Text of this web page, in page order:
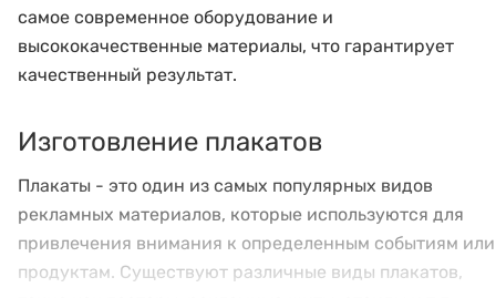
самое современное оборудование и
высококачественные материалы, что гарантирует
качественный результат.
Изготовление плакатов
Плакаты - это один из самых популярных видов
рекламных материалов, которые используются для
привлечения внимания к определенным событиям или
продуктам. Существуют различные виды плакатов,